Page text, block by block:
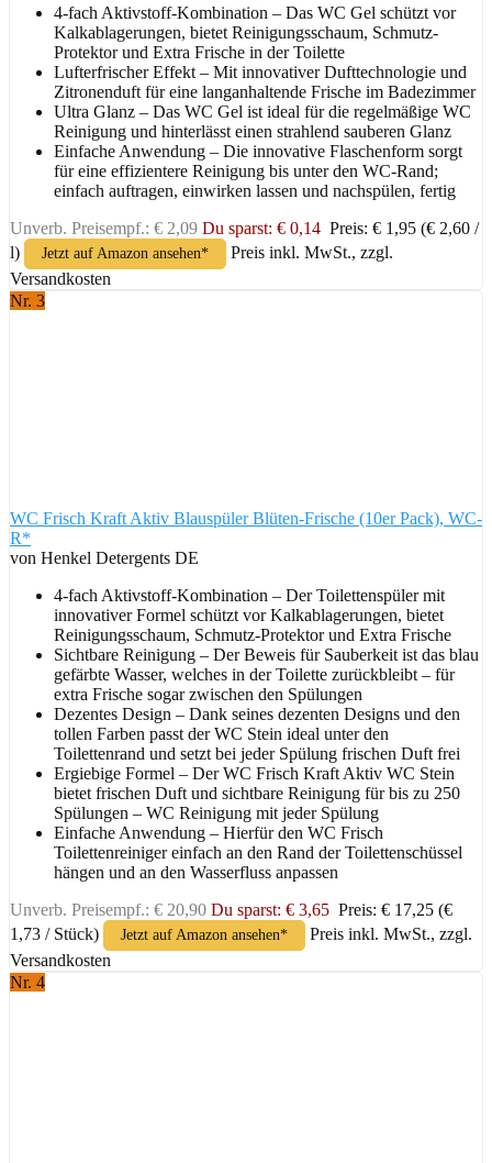
4-fach Aktivstoff-Kombination – Das WC Gel schützt vor
Kalkablagerungen, bietet Reinigungsschaum, Schmutz-
Protektor und Extra Frische in der Toilette
Lufterfrischer Effekt – Mit innovativer Dufttechnologie und
Zitronenduft für eine langanhaltende Frische im Badezimmer
Ultra Glanz – Das WC Gel ist ideal für die regelmäßige WC
Reinigung und hinterlässt einen strahlend sauberen Glanz
Einfache Anwendung – Die innovative Flaschenform sorgt
für eine effizientere Reinigung bis unter den WC-Rand;
einfach auftragen, einwirken lassen und nachspülen, fertig
Unverb. Preisempf.: € 2,09 Du sparst: € 0,14 Preis: € 1,95 (€ 2,60 /
l)
Jetzt auf Amazon ansehen*
Preis inkl. MwSt., zzgl.
Versandkosten
Nr. 3
WC Frisch Kraft Aktiv Blauspüler Blüten-Frische (10er Pack), WC-
R*
von Henkel Detergents DE
4-fach Aktivstoff-Kombination – Der Toilettenspüler mit
innovativer Formel schützt vor Kalkablagerungen, bietet
Reinigungsschaum, Schmutz-Protektor und Extra Frische
Sichtbare Reinigung – Der Beweis für Sauberkeit ist das blau
gefärbte Wasser, welches in der Toilette zurückbleibt – für
extra Frische sogar zwischen den Spülungen
Dezentes Design – Dank seines dezenten Designs und den
tollen Farben passt der WC Stein ideal unter den
Toilettenrand und setzt bei jeder Spülung frischen Duft frei
Ergiebige Formel – Der WC Frisch Kraft Aktiv WC Stein
bietet frischen Duft und sichtbare Reinigung für bis zu 250
Spülungen – WC Reinigung mit jeder Spülung
Einfache Anwendung – Hierfür den WC Frisch
Toilettenreiniger einfach an den Rand der Toilettenschüssel
hängen und an den Wasserfluss anpassen
Unverb. Preisempf.: € 20,90 Du sparst: € 3,65 Preis: € 17,25 (€
1,73 / Stück)
Jetzt auf Amazon ansehen*
Preis inkl. MwSt., zzgl.
Versandkosten
Nr. 4